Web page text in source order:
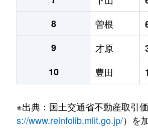
8
曽根
9
才原
10
豊田
※出典：国土交通省不動産取引
s://www.reinfolib.mlit.go.jp/）を